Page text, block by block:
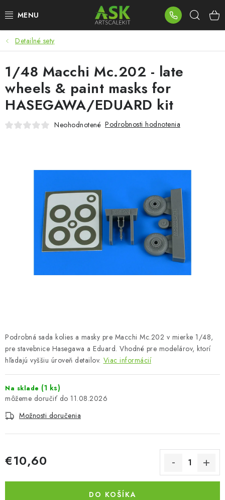
na
BLOG
SUMMER DAYS
WARHAMMER
ASK PRODUKTY
PRÍSLUŠENSTVO
FARBY & POMÔCKY
PUBLIKÁCIE
SKY RIDERS COFFEE
O Nás Moja objednávka Kontakty
Preprava a platba
Podmienky a pravidlá
Zásady ochrany osobných údajov
Postup pri podávaní sťažností
FAQ
Výstavy 2026
Detailné sety
Podrobná sada kolies a masky pre Macchi Mc.202 v mierke 1/48,
pre stavebnice Hasegawa a Eduard. Vhodné pre modelárov, ktorí
hľadajú vyššiu úroveň detailov. Viac informácií
Na sklade (1 ks)
11.08.2026
Možnosti doručenia
€10,60
DO KOŠÍKA
1/48 Macchi Mc.202 - late
wheels & paint masks for
HASEGAWA/EDUARD kit
Neohodnotené Podrobnosti hodnotenia